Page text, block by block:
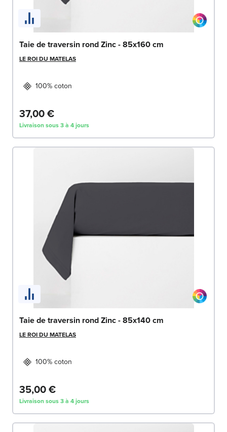
Taie de traversin rond Zinc - 85x160 cm
LE ROI DU MATELAS
100% coton
37,00 €
Livraison sous 3 à 4 jours
Taie de traversin rond Zinc - 85x140 cm
LE ROI DU MATELAS
100% coton
35,00 €
Livraison sous 3 à 4 jours